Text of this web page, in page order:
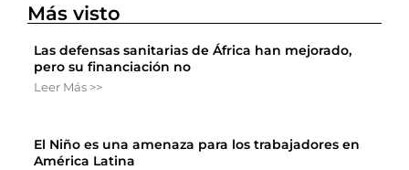
Más visto
Las defensas sanitarias de África han mejorado,
pero su financiación no
Leer Más >>
El Niño es una amenaza para los trabajadores en
América Latina